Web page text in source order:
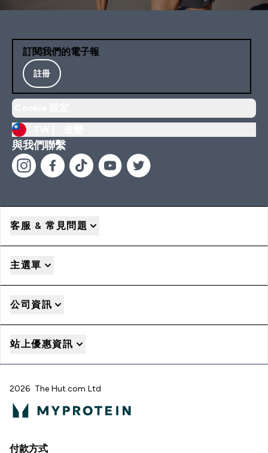
訂閱我們的電子報
註冊
與我們聯繫
客服 & 常見問題
主選單
公司資訊
站上優惠資訊
2026 The Hut.com Ltd
付款方式